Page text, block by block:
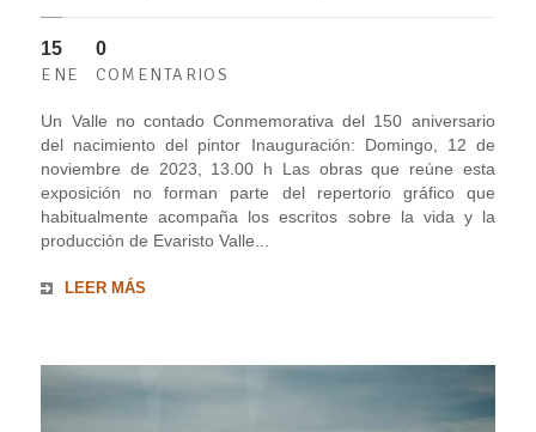
15
ENE
0
COMENTARIOS
Un Valle no contado Conmemorativa del 150 aniversario
del nacimiento del pintor Inauguración: Domingo, 12 de
noviembre de 2023, 13.00 h Las obras que reúne esta
exposición no forman parte del repertorio gráfico que
habitualmente acompaña los escritos sobre la vida y la
producción de Evaristo Valle...
LEER MÁS